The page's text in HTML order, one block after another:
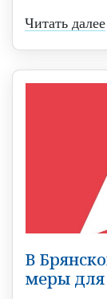
Читать далее
В
меры